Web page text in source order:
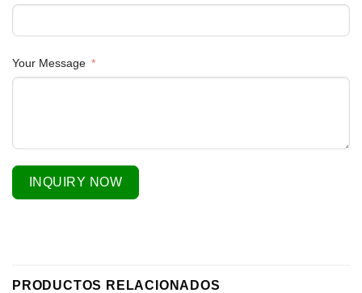
Your Message
INQUIRY NOW
PRODUCTOS RELACIONADOS